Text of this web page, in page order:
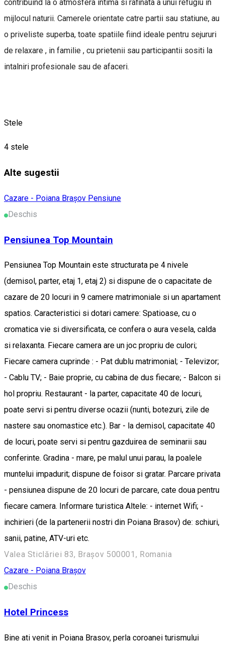
contribuind la o atmosfera intima si rafinata a unui refugiu in
mijlocul naturii. Camerele orientate catre partii sau statiune, au
o priveliste superba, toate spatiile fiind ideale pentru sejururi
de relaxare , in familie , cu prietenii sau participantii sositi la
intalniri profesionale sau de afaceri.
Stele
4 stele
Alte sugestii
Cazare - Poiana Brașov Pensiune
Deschis
Pensiunea Top Mountain
Pensiunea Top Mountain este structurata pe 4 nivele
(demisol, parter, etaj 1, etaj 2) si dispune de o capacitate de
cazare de 20 locuri in 9 camere matrimoniale si un apartament
spatios. Caracteristici si dotari camere: Spatioase, cu o
cromatica vie si diversificata, ce confera o aura vesela, calda
si relaxanta. Fiecare camera are un joc propriu de culori;
Fiecare camera cuprinde : - Pat dublu matrimonial; - Televizor;
- Cablu TV; - Baie proprie, cu cabina de dus fiecare; - Balcon si
hol propriu. Restaurant - la parter, capacitate 40 de locuri,
poate servi si pentru diverse ocazii (nunti, botezuri, zile de
nastere sau onomastice etc.). Bar - la demisol, capacitate 40
de locuri, poate servi si pentru gazduirea de seminarii sau
conferinte. Gradina - mare, pe malul unui parau, la poalele
muntelui impadurit; dispune de foisor si gratar. Parcare privata
- pensiunea dispune de 20 locuri de parcare, cate doua pentru
fiecare camera. Informare turistica Altele: - internet Wifi; -
inchirieri (de la partenerii nostri din Poiana Brasov) de: schiuri,
sanii, patine, ATV-uri etc.
Valea Sticlăriei 83, Brașov 500001, Romania
Cazare - Poiana Brașov
Deschis
Hotel Princess
Bine ati venit in Poiana Brasov, perla coroanei turismului